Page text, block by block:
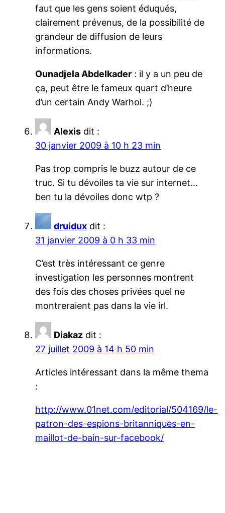
faut que les gens soient éduqués,
clairement prévenus, de la possibilité de
grandeur de diffusion de leurs
informations.
Ounadjela Abdelkader : il y a un peu de
ça, peut être le fameux quart d’heure
d’un certain Andy Warhol. ;)
Alexis dit :
30 janvier 2009 à 10 h 23 min
Pas trop compris le buzz autour de ce
truc. Si tu dévoiles ta vie sur internet…
ben tu la dévoiles donc wtp ?
druidux dit :
31 janvier 2009 à 0 h 33 min
C’est très intéressant ce genre
investigation les personnes montrent
des fois des choses privées quel ne
montreraient pas dans la vie irl.
Diakaz dit :
27 juillet 2009 à 14 h 50 min
Articles intéressant dans la même thema
:
http://www.01net.com/editorial/504169/le-
patron-des-espions-britanniques-en-
maillot-de-bain-sur-facebook/